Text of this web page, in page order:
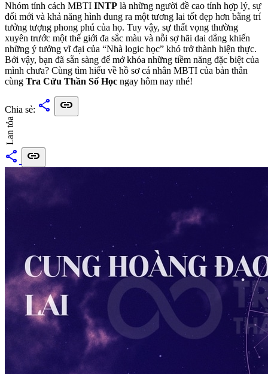
Nhóm tính cách MBTI INTP là những người đề cao tính hợp lý, sự
đổi mới và khả năng hình dung ra một tương lai tốt đẹp hơn bằng trí
tưởng tượng phong phú của họ. Tuy vậy, sự thất vọng thường
xuyên trước một thế giới đa sắc màu và nỗi sợ hãi dai dẳng khiến
những ý tưởng vĩ đại của “Nhà logic học” khó trở thành hiện thực.
Bởi vậy, bạn đã sẵn sàng để mở khóa những tiềm năng đặc biệt của
mình chưa? Cùng tìm hiểu về hồ sơ cá nhân MBTI của bản thân
cùng Tra Cứu Thần Số Học ngay hôm nay nhé!
Chia sẻ: share link
Lan tỏa
share link